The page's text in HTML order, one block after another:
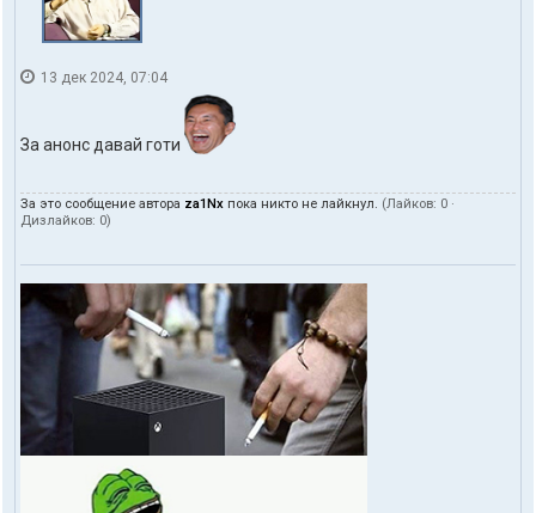
13 дек 2024, 07:04
За анонс давай готи
За это сообщение автора za1Nx пока никто не лайкнул. (Лайков: 0 ·
Дизлайков: 0)